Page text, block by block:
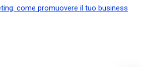
come promuovere il tuo business